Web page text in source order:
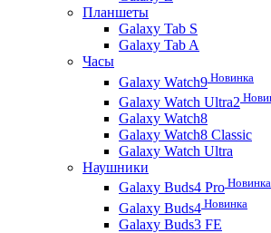
Планшеты
Galaxy Tab S
Galaxy Tab A
Часы
Galaxy Watch9 Новинка
Galaxy Watch Ultra2
Galaxy Watch8
Galaxy Watch8 Classic
Galaxy Watch Ultra
Наушники
Galaxy Buds4 Pro Новинка
Galaxy Buds4 Новинка
Galaxy Buds3 FE